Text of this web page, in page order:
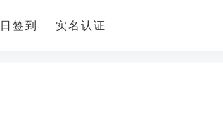
签到 实名认证